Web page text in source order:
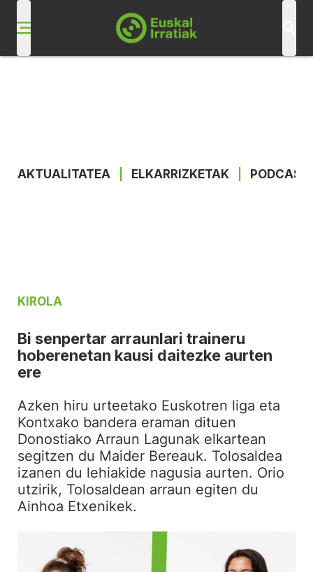
AKTUALITATEA ELKARRIZKETAK
KIROLA
Bi senpertar arraunlari traineru
hoberenetan kausi daitezke aurten
ere
Azken hiru urteetako Euskotren liga eta
Kontxako bandera eraman dituen
Donostiako Arraun Lagunak elkartean
segitzen du Maider Bereauk. Tolosaldea
izanen du lehiakide nagusia aurten. Orio
utzirik, Tolosaldean arraun egiten du
Ainhoa Etxenikek.